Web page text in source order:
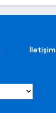
İletişim